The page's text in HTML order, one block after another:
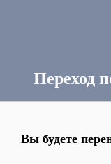
Переход
Вы будете